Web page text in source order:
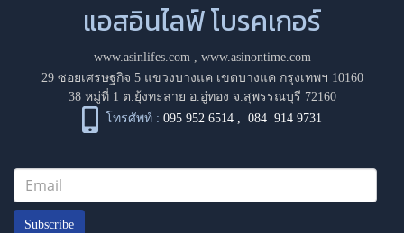
แอสอินไลฟ์ โบรคเกอร์
www.asinlifes.com, www.asinontime.com
29 ซอยเศรษฐกิจ 5 แขวงบางแค เขตบางแค กรุงเทพฯ 10160
38 หมู่ที่ 1 ต.ยุ้งทะลาย อ.อู่ทอง จ.สุพรรณบุรี 72160
โทรศัพท์ : 095 952 6514 ,084 914 9731
Subscribe